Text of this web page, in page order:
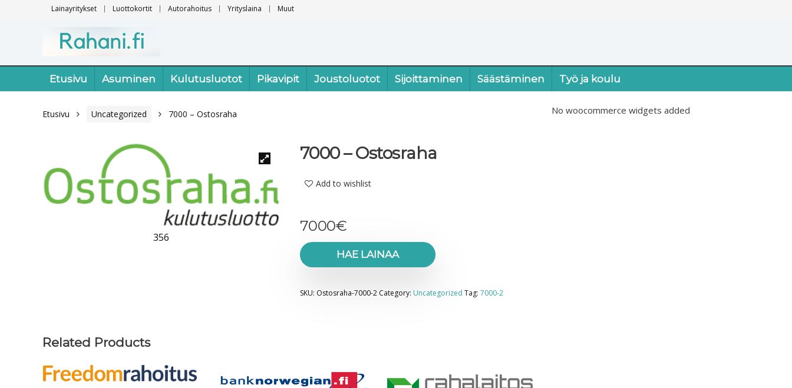
Lainayritykset Luottokortit Autorahoitus Yrityslaina Muut
Etusivu Asuminen Kulutusluotot Pikavipit Joustoluotot Sijoittaminen Säästäminen Työ ja koulu
Etusivu Uncategorized 7000 – Ostosraha
356
7000 – Ostosraha
Add to wishlist
7000€
HAE LAINAA
SKU: Ostosraha-7000-2 Category: Uncategorized Tag: 7000-2
Related Products
No woocommerce widgets added